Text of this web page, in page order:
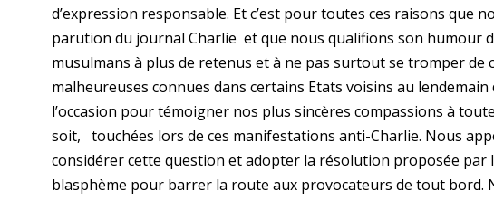
d’expression responsable. Et c’est pour toutes ces raisons que
parution du journal Charlie et que nous qualifions son humour
musulmans à plus de retenus et à ne pas surtout se tromper de
malheureuses connues dans certains Etats voisins au
l’occasion pour témoigner nos plus sincères compassions à
soit, touchées lors de ces manifestations anti-Charlie. Nous
considérer cette question et adopter la résolution proposée par
blasphème pour barrer la route aux provocateurs de tout bord.